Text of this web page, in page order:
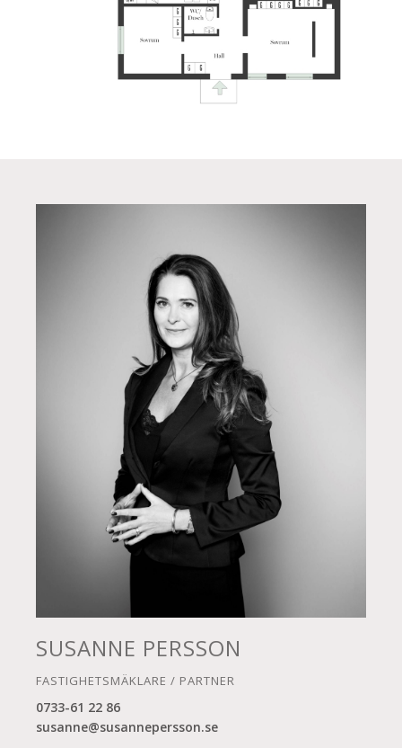
SUSANNE PERSSON
FASTIGHETSMÄKLARE / PARTNER
0733-61 22 86
susanne@susannepersson.se